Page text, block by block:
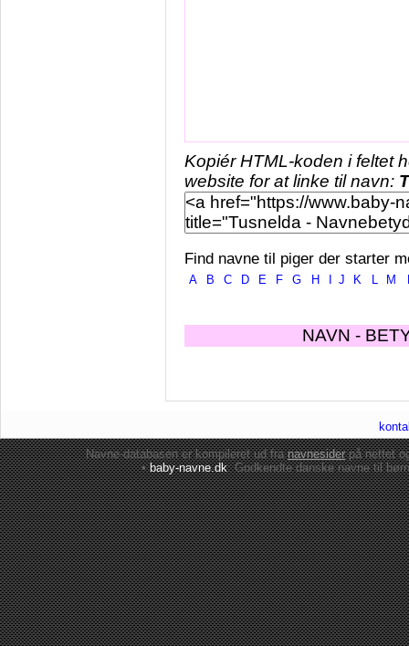
Kopiér HTML-koden i feltet
website for at linke til navn:
Find navne til piger der starter
A B C D E F G H J K L M
NAVN -
Navne-databasen er kompileret ud franavnesiderpå nettet
•baby-navne.dk: Godkendte danskenavne til børn